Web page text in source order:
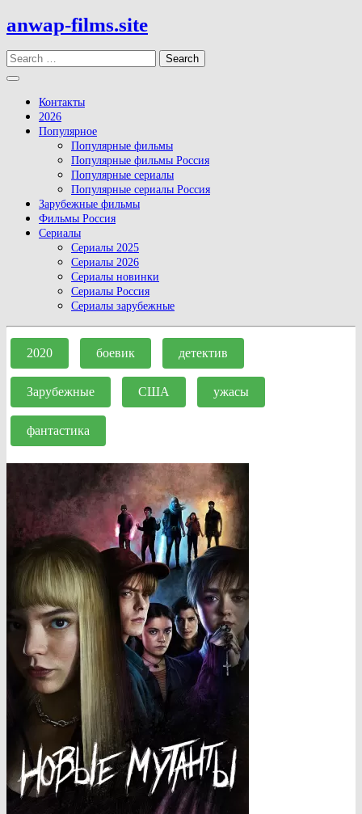
Skip
to
content
anwap-films.site
Search
Open
Button
Контакты
2026
Популярное
Популярные фильмы
Популярные фильмы Россия
Популярные сериалы
Популярные сериалы Россия
Зарубежные фильмы
Фильмы Россия
Сериалы
Сериалы 2025
Сериалы 2026
Сериалы новинки
Сериалы Россия
Сериалы зарубежные
Close
Button
2020 боевик детектив
Зарубежные США ужасы
фантастика